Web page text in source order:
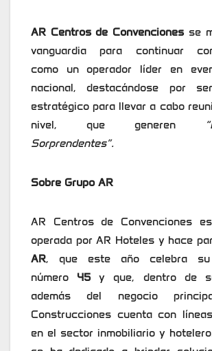
AR Centros de Convenciones se
vanguardia para continuar
como un operador líder en
nacional, destacándose por
estratégico para llevar a cabo
nivel, que generen
Sorprendentes”.
Sobre Grupo AR
AR Centros de Convenciones
operada por AR Hoteles y hace
AR, que este año celebra su
número 45 y que, dentro de
además del negocio
Construcciones cuenta con
en el sector inmobiliario y